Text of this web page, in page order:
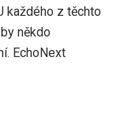
každého z těchto
někdo
EchoNext